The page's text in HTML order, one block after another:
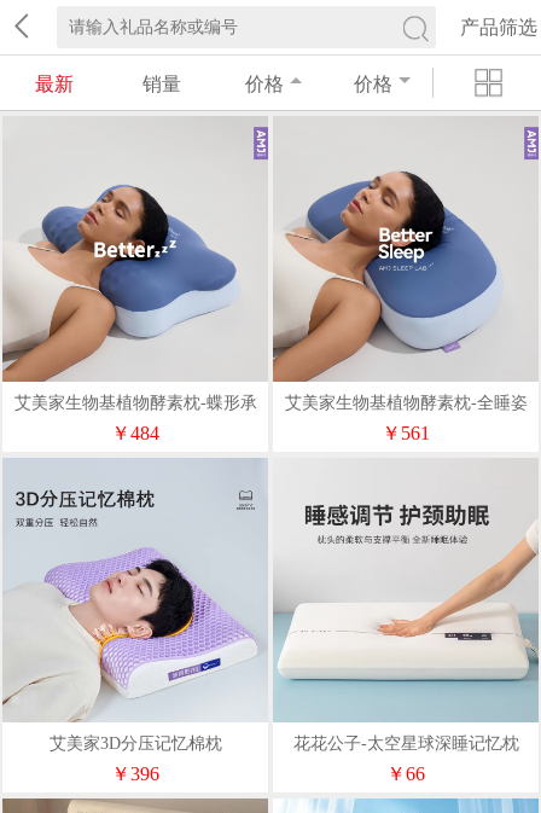
产品筛选
最新 销量 价格 价格
艾美家生物基植物酵素枕-蝶形承
托
￥484
艾美家生物基植物酵素枕-全睡姿
￥561
艾美家3D分压记忆棉枕
￥396
花花公子-太空星球深睡记忆枕
40*70*8cm/只
￥66